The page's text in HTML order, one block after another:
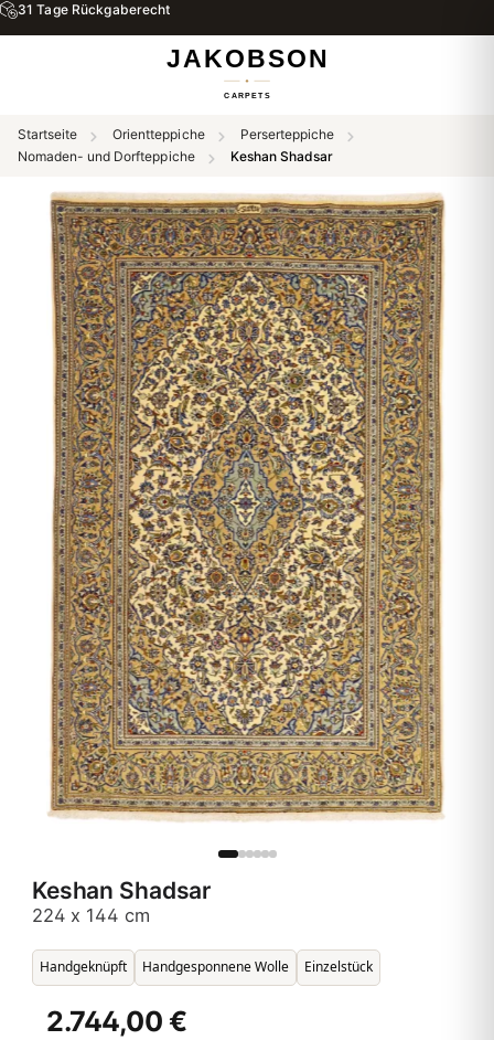
31 Tage Rückgaberecht
Startseite Orientteppiche
Perserteppiche
Nomaden- und Dorfteppiche
Keshan Shadsar
Keshan Shadsar
224 x 144 cm
Handgeknüpft Handgesponnene Wolle Einzelstück
2.744,00 €